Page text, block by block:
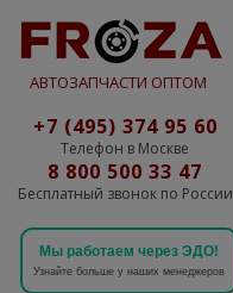
АВТОЗАПЧАСТИ ОПТОМ
+7 (495) 374 95 60
Телефон в Москве
8 800 500 33 47
Бесплатный звонок по России
Мы работаем через ЭДО!
Узнайте больше у наших менеджеров